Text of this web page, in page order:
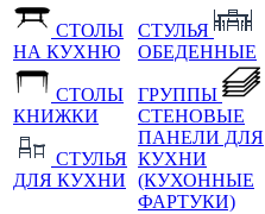
СТОЛЫ
НА КУХНЮ
СТОЛЫ
КНИЖКИ
СТУЛЬЯ
ДЛЯ КУХНИ
СТУЛЬЯ
ОБЕДЕННЫЕ
ГРУППЫ
СТЕНОВЫЕ
ПАНЕЛИ ДЛЯ
КУХНИ
(КУХОННЫЕ
ФАРТУКИ)